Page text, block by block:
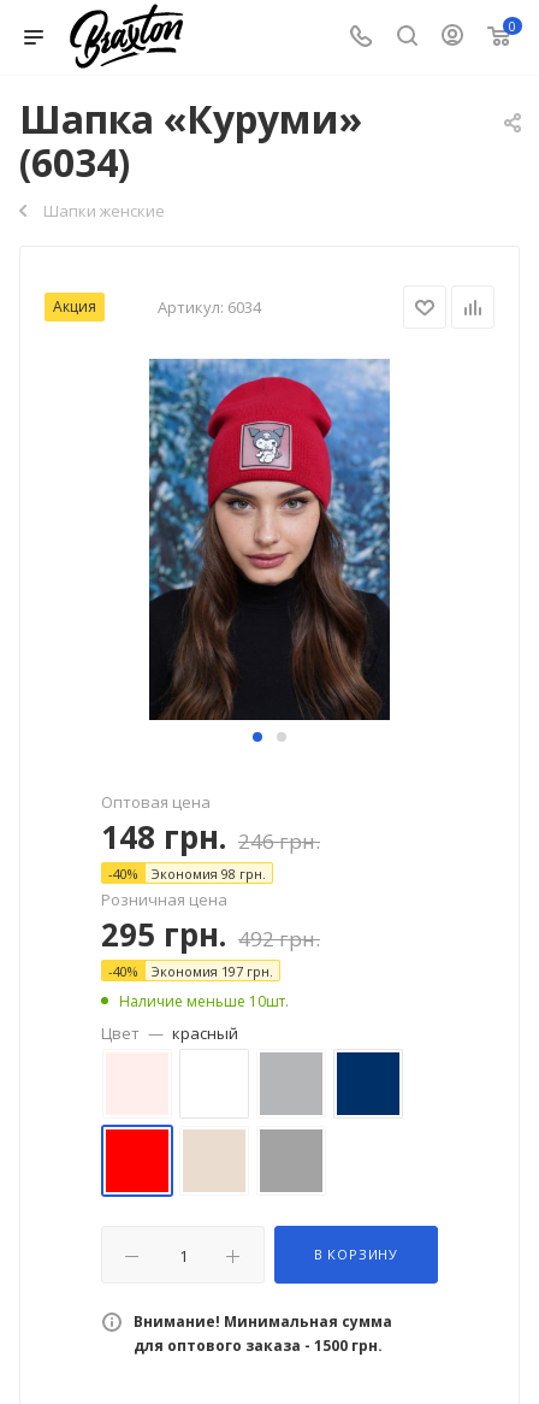
0
Шапка «Куруми»
(6034)
Шапки женские
Акция Артикул: 6034
Оптовая цена
148 грн. 246грн.
-40% Экономия 98 грн.
Розничная цена
295 грн. 492грн.
-40% Экономия 197 грн.
Наличие меньше 10шт.
Цвет — красный
В КОРЗИНУ
Внимание! Минимальная сумма
для оптового заказа - 1500 грн.